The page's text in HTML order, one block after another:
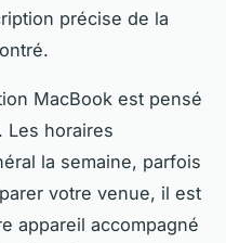
précise de la
MacBook est pensé
Les horaires
la semaine, parfois
votre venue, il est
appareil accompagné